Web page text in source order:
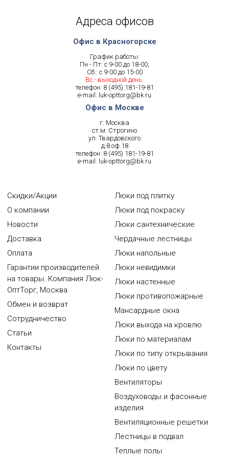
Адреса офисов
Офис в Красногорске
График работы:
Пн - Пт: с 9-00 до 18-00,
Сб.: с 9-00 до 15-00
Вс.- выходной день.
телефон: 8 (495) 181-19-81
e-mail: luk-opttorg@bk.ru
Офис в Москве
г. Москва
ст.м. Строгино
ул. Твардовского
д.8 оф.18
телефон: 8 (495) 181-19-81
e-mail: luk-opttorg@bk.ru
Скидки/Акции
О компании
Новости
Доставка
Оплата
Гарантии производителей
на товары. Компания Люк-
ОптТорг, Москва
Обмен и возврат
Сотрудничество
Статьи
Контакты
Люки под плитку
Люки под покраску
Люки сантехнические
Чердачные лестницы
Люки напольные
Люки невидимки
Люки настенные
Люки противопожарные
Мансардные окна
Люки выхода на кровлю
Люки по материалам
Люки по типу открывания
Люки по цвету
Вентиляторы
Воздуховоды и фасонные
изделия
Вентиляционные решетки
Лестницы в подвал
Теплые полы